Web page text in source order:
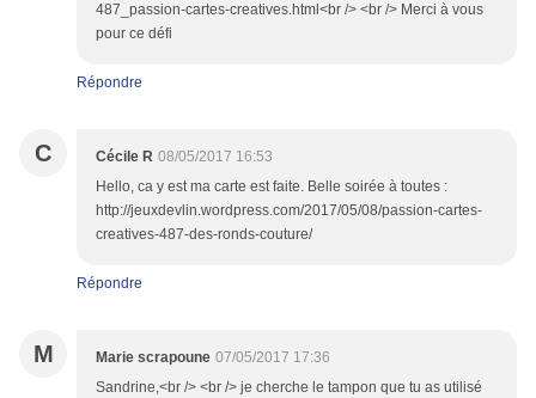
487_passion-cartes-creatives.html<br /> <br /> Merci à vous
pour ce défi
Répondre
C Cécile R 08/05/2017 16:53
Hello, ca y est ma carte est faite. Belle soirée à toutes :
http://jeuxdevlin.wordpress.com/2017/05/08/passion-cartes-
creatives-487-des-ronds-couture/
Répondre
M Marie scrapoune 07/05/2017 17:36
Sandrine,<br /> <br /> je cherche le tampon que tu as utilisé